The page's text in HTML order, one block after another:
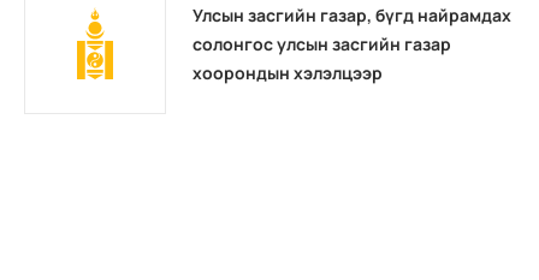
Улсын засгийн газар, бүгд найрамдах
солонгос улсын засгийн газар
хоорондын хэлэлцээр